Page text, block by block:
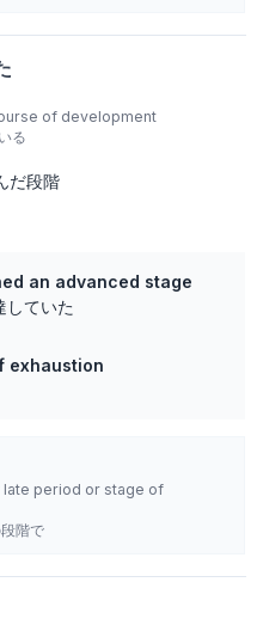
of development
る
だ段階
an advanced stage
していた
exhaustion
late period or stage of
階で